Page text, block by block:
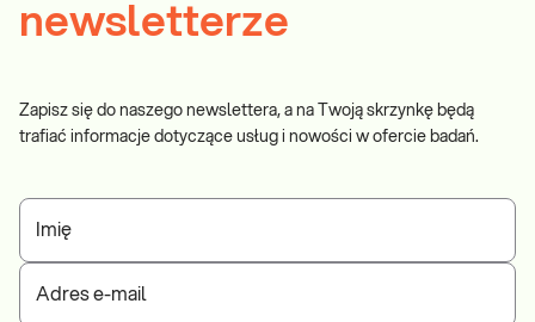
newsletterze
Zapisz się do naszego newslettera, a na Twoją skrzynkę będą
trafiać informacje dotyczące usług i nowości w ofercie badań.
Imię
Adres e-mail